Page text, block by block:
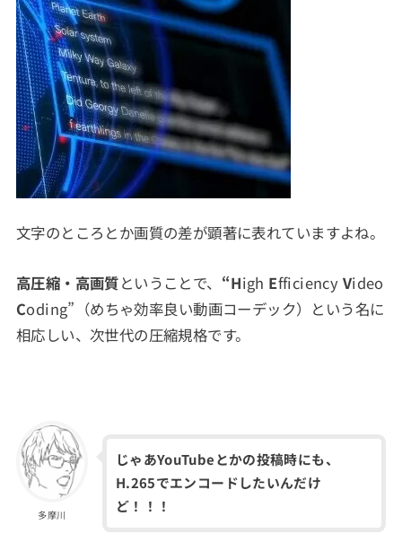
文字のところとか画質の差が顕著に表れていますよね。
高圧縮・高画質ということで、 “High Efficiency Video
Coding”（めちゃ効率良い動画コーデック）という名に
相応しい、次世代の圧縮規格です。
多摩川
じゃあYouTubeとかの投稿時にも、
H.265でエンコードしたいんだけ
ど！！！